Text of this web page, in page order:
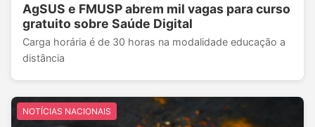
AgSUS e FMUSP abrem mil vagas para curso
gratuito sobre Saúde Digital
Carga horária é de 30 horas na modalidade educação a
distância
NOTÍCIAS NACIONAIS